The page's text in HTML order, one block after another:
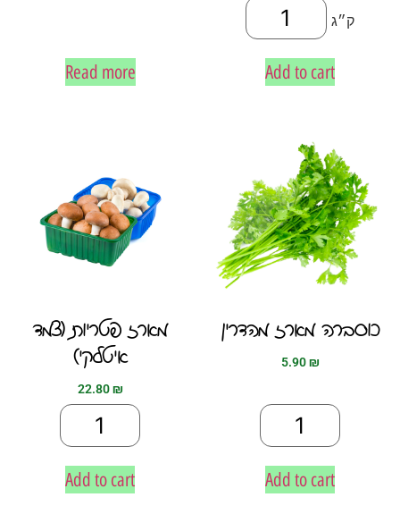
Read more
ק״ג
Add to cart
מארז פטריות (צמד
איטלקי)
22.80₪
Add to cart
כוסברה מארז מהדרין
5.90₪
Add to cart